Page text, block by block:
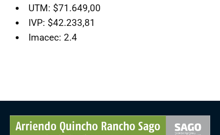
UTM: $71.649,00
IVP: $42.233,81
Imacec: 2.4